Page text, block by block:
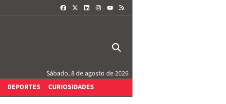
FACEBOOKLINKEDININSTAGRAM
Sábado, 8 de agosto de 2026
DEPORTES CURIOSIDADES